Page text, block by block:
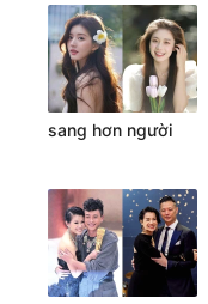
sang hơn người